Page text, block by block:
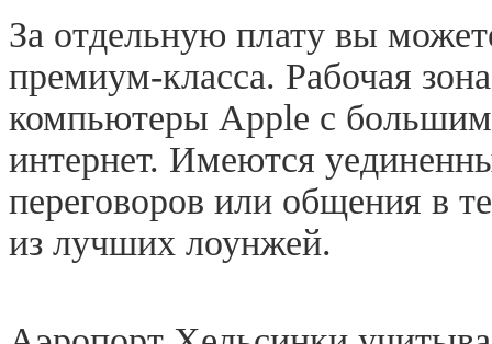
За отдельную плату вы
премиум-класса. Рабочая
компьютеры Apple с
интернет. Имеются
переговоров или общения в
из лучших лоунжей.